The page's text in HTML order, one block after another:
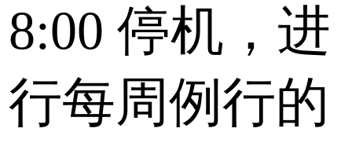
8:00 停机，进
行每周例行的